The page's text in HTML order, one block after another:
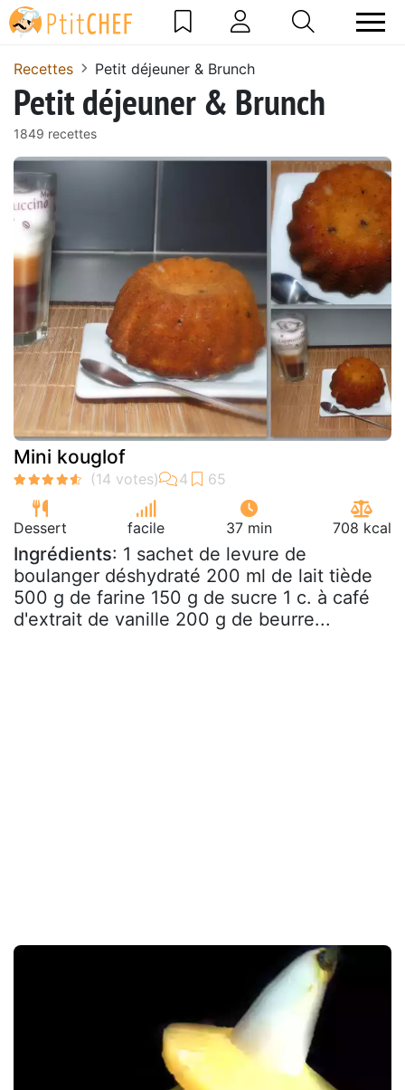
Recettes Petit déjeuner & Brunch
Petit déjeuner & Brunch
1849 recettes
Mini kouglof
Dessert facile 37 min 708 kcal
Ingrédients: 1 sachet de levure de
boulanger déshydraté 200 ml de lait tiède
500 g de farine 150 g de sucre 1 c. à café
d'extrait de vanille 200 g de beurre...